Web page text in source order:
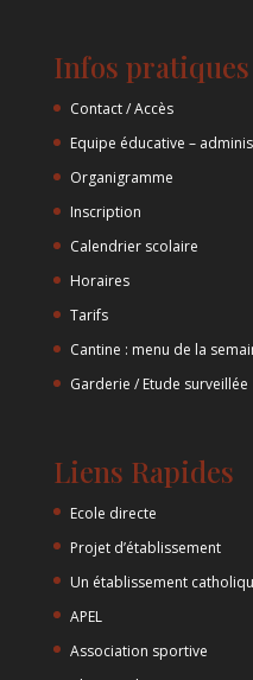
Infos pratiques
Contact / Accès
Equipe éducative –
Organigramme
Inscription
Calendrier scolaire
Horaires
Tarifs
Cantine : menu de la
Garderie / Etude surveillée
Liens Rapides
Ecole directe
Projet d’établissement
Un établissement
APEL
Association sportive